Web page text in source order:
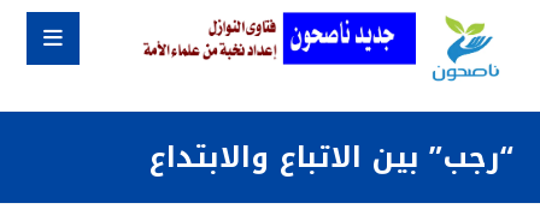
“رجب” بين الاتباع والابتداع